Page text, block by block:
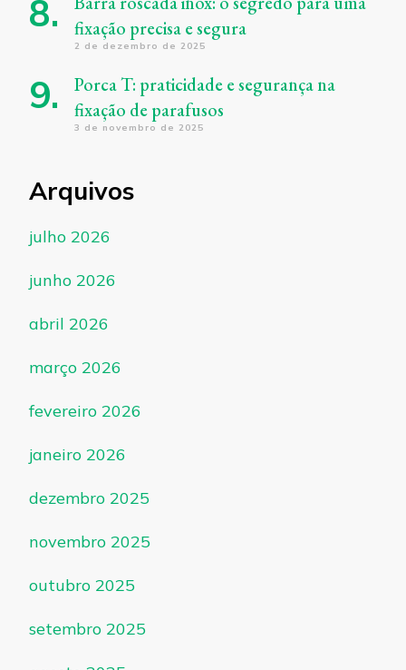
fixação precisa e segura
2 de dezembro de 2025
Porca T: praticidade e segurança na
fixação de parafusos
3 de novembro de 2025
Arquivos
julho 2026
junho 2026
abril 2026
março 2026
fevereiro 2026
janeiro 2026
dezembro 2025
novembro 2025
outubro 2025
setembro 2025